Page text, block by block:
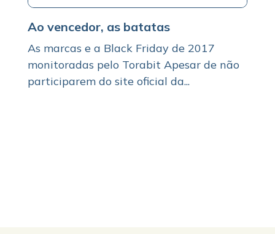
Ao vencedor, as batatas
As marcas e a Black Friday de 2017
monitoradas pelo Torabit Apesar de não
participarem do site oficial da...